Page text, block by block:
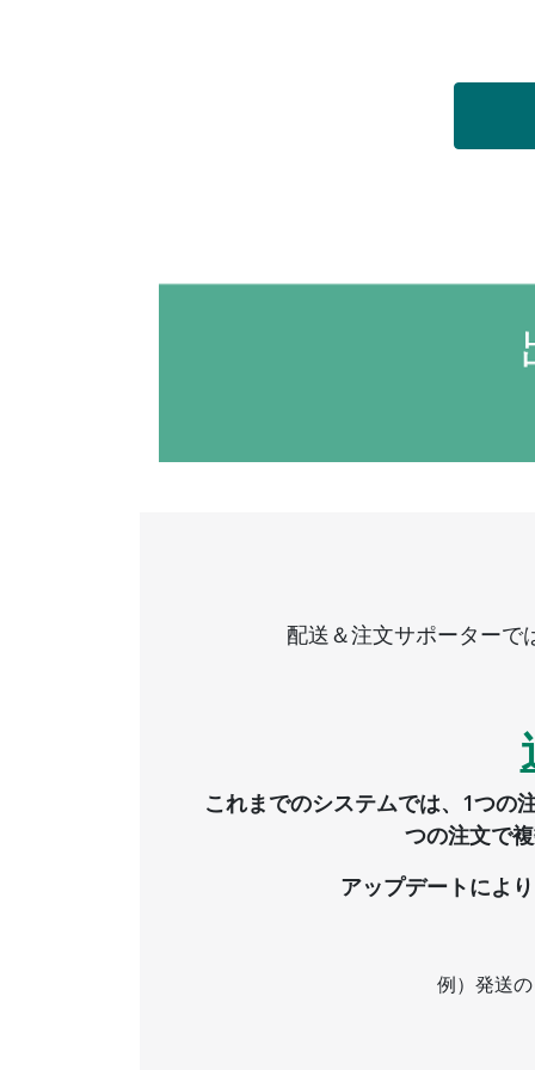
配送＆注文サポーターで
これまでのシステムでは、1つの
つの注文で
アップデートによ
例）発送